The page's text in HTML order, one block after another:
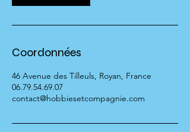
Coordonnées
46 Avenue des Tilleuls, Royan, France
06.79.54.69.07
contact@hobbiesetcompagnie.com